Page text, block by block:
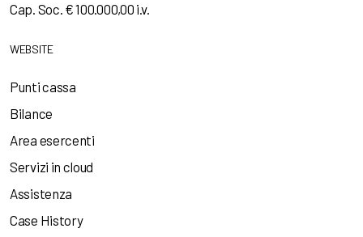
Cap. Soc. € 100.000,00 i.v.
WEBSITE
Punti cassa
Bilance
Area esercenti
Servizi in cloud
Assistenza
Case History